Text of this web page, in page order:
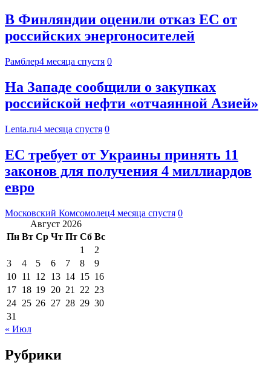
В Финляндии оценили отказ ЕС от
российских энергоносителей
Рамблер4 месяца спустя 0
На Западе сообщили о закупках
российской нефти «отчаянной Азией»
Lenta.ru4 месяца спустя 0
ЕС требует от Украины принять 11
законов для получения 4 миллиардов
евро
Московский Комсомолец4 месяца спустя 0
Август 2026
Пн Вт Ср Чт Пт Сб Вс
1
2
3
4 5 6 7 8
9
10 11 12 13 14 15 16
17 18 19 20 21 22 23
24 25 26 27 28 29 30
31
« Июл
Рубрики